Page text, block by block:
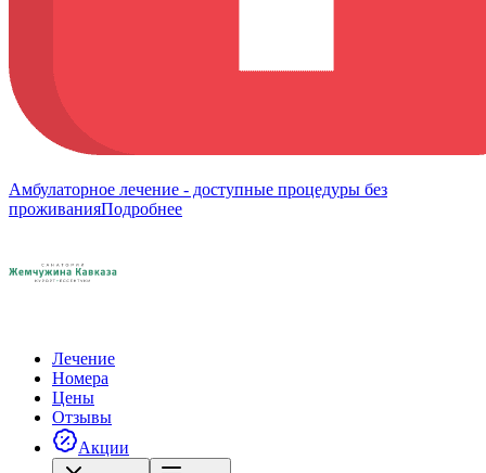
Амбулаторное лечение - доступные процедуры без
проживанияПодробнее
Лечение
Номера
Цены
Отзывы
Акции